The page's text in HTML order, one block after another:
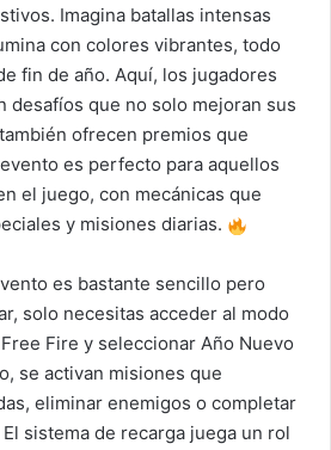
Imagina batallas intensas
con colores vibrantes, todo
fin de año. Aquí, los jugadores
desafíos que no solo mejoran sus
ofrecen premios que
es perfecto para aquellos
el juego, con mecánicas que
y misiones diarias.
es bastante sencillo pero
solo necesitas acceder al modo
Fire y seleccionar Año Nuevo
se activan misiones que
eliminar enemigos o completar
sistema de recarga juega un rol